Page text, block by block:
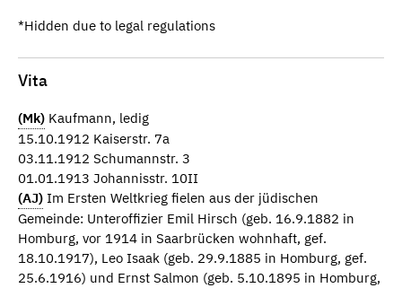
*Hidden due to legal regulations
Vita
(Mk) Kaufmann, ledig
15.10.1912 Kaiserstr. 7a
03.11.1912 Schumannstr. 3
01.01.1913 Johannisstr. 10II
(AJ) Im Ersten Weltkrieg fielen aus der jüdischen
Gemeinde: Unteroffizier Emil Hirsch (geb. 16.9.1882 in
Homburg, vor 1914 in Saarbrücken wohnhaft, gef.
18.10.1917), Leo Isaak (geb. 29.9.1885 in Homburg, gef.
25.6.1916) und Ernst Salmon (geb. 5.10.1895 in Homburg,